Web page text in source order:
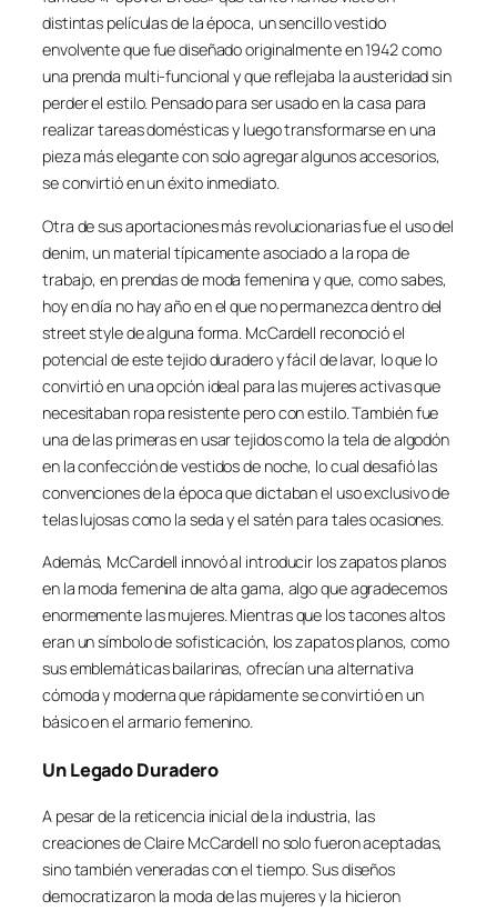
distintas películas de la época, un sencillo vestido
envolvente que fue diseñado originalmente en 1942 como
una prenda multi-funcional y que reflejaba la austeridad sin
perder el estilo. Pensado para ser usado en la casa para
realizar tareas domésticas y luego transformarse en una
pieza más elegante con solo agregar algunos accesorios,
se convirtió en un éxito inmediato.
Otra de sus aportaciones más revolucionarias fue el uso del
denim, un material típicamente asociado a la ropa de
trabajo, en prendas de moda femenina y que, como sabes,
hoy en día no hay año en el que no permanezca dentro del
street style de alguna forma. McCardell reconoció el
potencial de este tejido duradero y fácil de lavar, lo que lo
convirtió en una opción ideal para las mujeres activas que
necesitaban ropa resistente pero con estilo. También fue
una de las primeras en usar tejidos como la tela de algodón
en la confección de vestidos de noche, lo cual desafió las
convenciones de la época que dictaban el uso exclusivo de
telas lujosas como la seda y el satén para tales ocasiones.
Además, McCardell innovó al introducir los zapatos planos
en la moda femenina de alta gama, algo que agradecemos
enormemente las mujeres. Mientras que los tacones altos
eran un símbolo de sofisticación, los zapatos planos, como
sus emblemáticas bailarinas, ofrecían una alternativa
cómoda y moderna que rápidamente se convirtió en un
básico en el armario femenino.
Un Legado Duradero
A pesar de la reticencia inicial de la industria, las
creaciones de Claire McCardell no solo fueron aceptadas,
sino también veneradas con el tiempo. Sus diseños
democratizaron la moda de las mujeres y la hicieron